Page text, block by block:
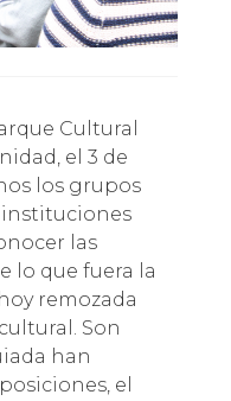
el 3 de
los grupos
instituciones
las
lo que fuera la
remozada
Son
han
el